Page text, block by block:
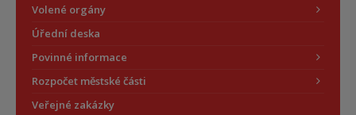
Volené orgány
Úřední deska
Povinné informace
Rozpočet městské části
Veřejné zakázky